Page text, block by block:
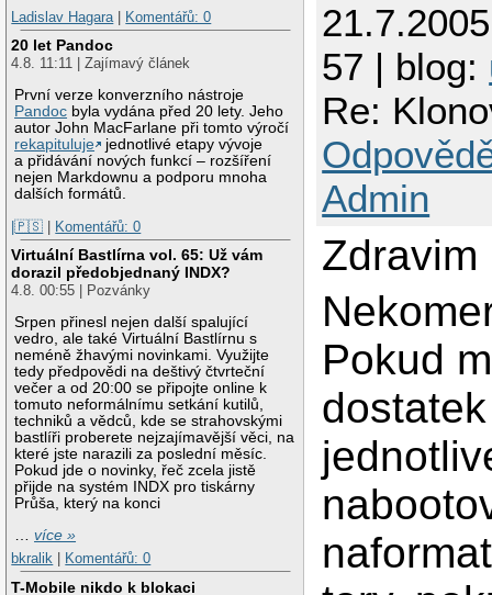
Ladislav Hagara | Komentářů: 0
20 let Pandoc
4.8. 11:11 | Zajímavý článek
První verze konverzního nástroje
Pandoc byla vydána před 20 lety. Jeho
autor John MacFarlane při tomto výročí
rekapituluje
jednotlivé etapy vývoje
a přidávání nových funkcí – rozšíření
nejen Markdownu a podporu mnoha
dalších formátů.
|🇵🇸 | Komentářů: 0
Virtuální Bastlírna vol. 65: Už vám
dorazil předobjednaný INDX?
4.8. 00:55 | Pozvánky
Srpen přinesl nejen další spalující
vedro, ale také Virtuální Bastlírnu s
neméně žhavými novinkami. Využijte
tedy předpovědi na deštivý čtvrteční
večer a od 20:00 se připojte online k
tomuto neformálnímu setkání kutilů,
techniků a vědců, kde se strahovskými
bastlíři proberete nejzajímavější věci, na
které jste narazili za poslední měsíc.
Pokud jde o novinky, řeč zcela jistě
přijde na systém INDX pro tiskárny
Průša, který na konci
…více »
bkralik
Komentářů: 0
T-Mobile nikdo k blokaci
57 | blog:
Re:
Admin
Zdravim
Pokud